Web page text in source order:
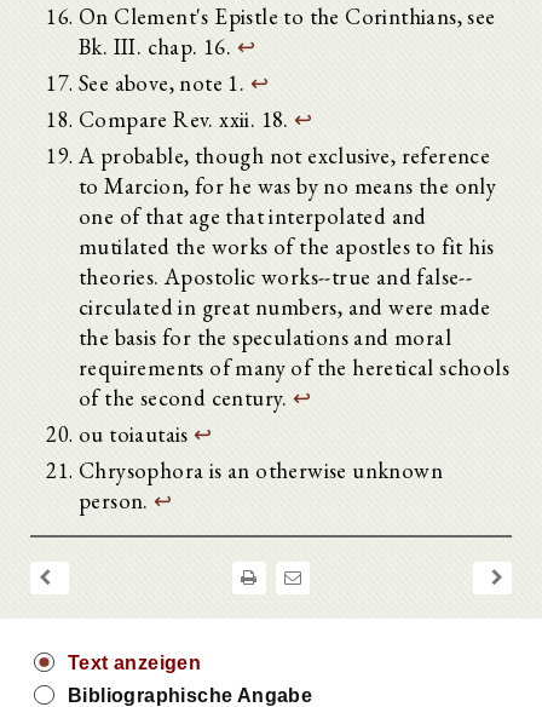
On Clement's Epistle to the Corinthians, see
Bk. III. chap. 16. ↩
See above, note 1. ↩
Compare Rev. xxii. 18. ↩
A probable, though not exclusive, reference
to Marcion, for he was by no means the only
one of that age that interpolated and
mutilated the works of the apostles to fit his
theories. Apostolic works--true and false--
circulated in great numbers, and were made
the basis for the speculations and moral
requirements of many of the heretical schools
of the second century. ↩
ou toiautais↩
Chrysophora is an otherwise unknown
person.↩
Text anzeigen
Bibliographische Angabe